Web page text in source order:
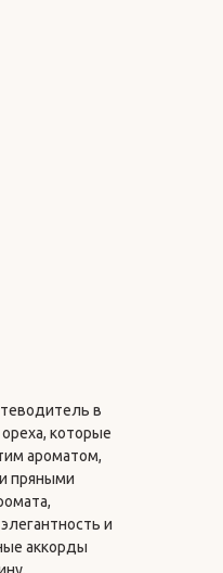
в
которые
ароматом,
пряными
и
аккорды